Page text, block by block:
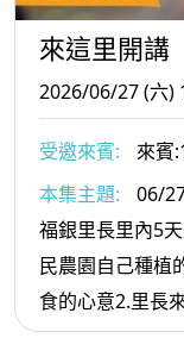
來這里開講
2026/06/27 (六)
受邀來賓:
來賓
頂碩里溫宗霖里
本集主題:
06/
福銀里長里內5
民農園自己種植
食的心意2.里長